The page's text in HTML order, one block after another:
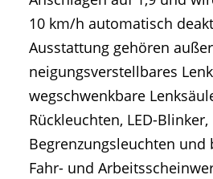
10 km/h automatisch
Ausstattung gehören
neigungsverstellbares
wegschwenkbare
Rückleuchten, LED-Blinker,
Begrenzungsleuchten und
Fahr- und